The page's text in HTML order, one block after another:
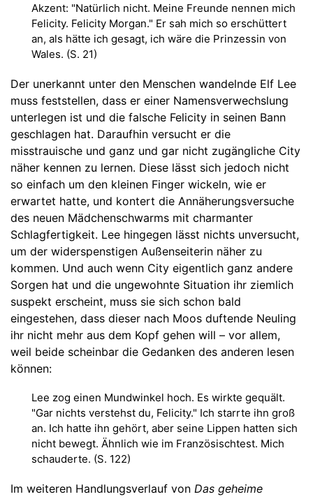
Akzent: "Natürlich nicht. Meine Freunde nennen mich
Felicity. Felicity Morgan." Er sah mich so erschüttert
an, als hätte ich gesagt, ich wäre die Prinzessin von
Wales. (S. 21)
Der unerkannt unter den Menschen wandelnde Elf Lee
muss feststellen, dass er einer Namensverwechslung
unterlegen ist und die falsche Felicity in seinen Bann
geschlagen hat. Daraufhin versucht er die
misstrauische und ganz und gar nicht zugängliche City
näher kennen zu lernen. Diese lässt sich jedoch nicht
so einfach um den kleinen Finger wickeln, wie er
erwartet hatte, und kontert die Annäherungsversuche
des neuen Mädchenschwarms mit charmanter
Schlagfertigkeit. Lee hingegen lässt nichts unversucht,
um der widerspenstigen Außenseiterin näher zu
kommen. Und auch wenn City eigentlich ganz andere
Sorgen hat und die ungewohnte Situation ihr ziemlich
suspekt erscheint, muss sie sich schon bald
eingestehen, dass dieser nach Moos duftende Neuling
ihr nicht mehr aus dem Kopf gehen will – vor allem,
weil beide scheinbar die Gedanken des anderen lesen
können:
Lee zog einen Mundwinkel hoch. Es wirkte gequält.
"Gar nichts verstehst du, Felicity." Ich starrte ihn groß
an. Ich hatte ihn gehört, aber seine Lippen hatten sich
nicht bewegt. Ähnlich wie im Französischtest. Mich
schauderte. (S. 122)
Im weiteren Handlungsverlauf von Das geheime